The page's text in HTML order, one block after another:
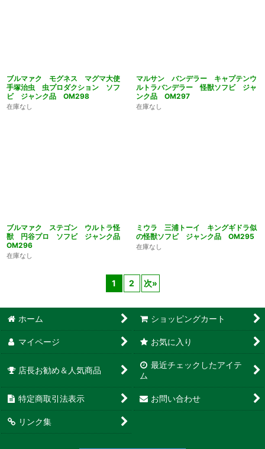
ブルマァク モグネス マグマ大使
手塚治虫 虫プロダクション ソフ
ビ ジャンク品 OM298
在庫なし
マルサン バンデラー キャプテンウ
ルトラバンデラー 怪獣ソフビ ジャ
ンク品 OM297
在庫なし
ブルマァク ステゴン ウルトラ怪
獣 円谷プロ ソフビ ジャンク品
OM296
在庫なし
ミウラ 三浦トーイ キングギドラ似
の怪獣ソフビ ジャンク品 OM295
在庫なし
1 2 次»
堂
ホーム
ショッピングカート
マイページ お気に入り
店長お勧め＆人気商品
最近チェックしたアイテ
ム
特定商取引法表示 お問い合わせ
リンク集